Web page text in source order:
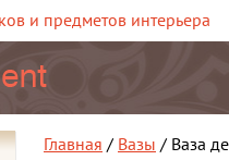
и предметов интерьера
Главная / Вазы / Ваза